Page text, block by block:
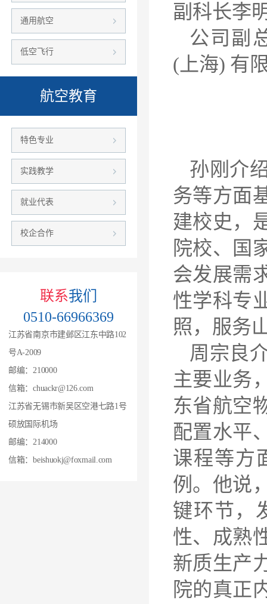
通用航空
低空飞行
航空教育
特色专业
实践教学
就业代表
校企合作
联系我们
0510-66966369
江苏省南京市建邺区江东中路102
号A-2009
邮编：210000
信箱：chuackr@126.com
江苏省无锡市新吴区空港七路1号
硕放国际机场
邮编：214000
信箱：beishuokj@foxmail.com
副科长李
公司副
(上海) 有
孙刚介
务等方面
建校史，
院校、国
会发展需
性学科专
照，服务
周宗良
主要业务
东省航空
配置水平
课程等方
例。他说
键环节，
性、成熟
新质生产
院的真正